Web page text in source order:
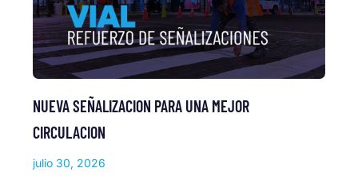
NUEVA SEÑALIZACION PARA UNA MEJOR
CIRCULACION
julio 30, 2026